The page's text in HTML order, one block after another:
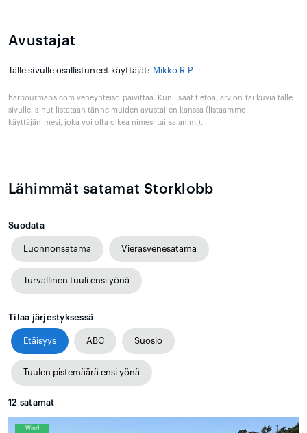
Avustajat
Tälle sivulle osallistuneet käyttäjät: Mikko R-P
harbourmaps.com veneyhteisö päivittää. Kun lisäät tietoa, arvion tai kuvia tälle
sivulle, sinut listataan tänne muiden avustajien kanssa (listaamme
käyttäjänimesi, joka voi olla oikea nimesi tai salanimi).
Lähimmät satamat Storklobb
Suodata
Luonnonsatama Vierasvenesatama
Turvallinen tuuli ensi yönä
Tilaa järjestyksessä
Etäisyys ABC Suosio
Tuulen pistemäärä ensi yönä
12 satamat
Wind